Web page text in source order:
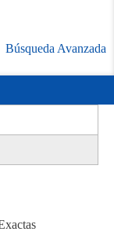
movil
Búsqueda Avanzada